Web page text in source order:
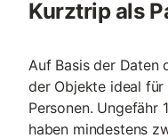
Kurztrip als
Auf Basis der Daten
der Objekte ideal
Personen. Ungefähr
haben mindestens